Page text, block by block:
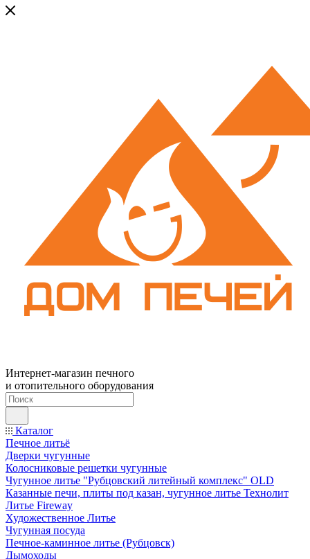
Интернет-магазин печного
и отопительного оборудования
Каталог
Печное литьё
Дверки чугунные
Колосниковые решетки чугунные
Чугунное литье "Рубцовский литейный комплекс" OLD
Казанные печи, плиты под казан, чугунное литье Технолит
Литье Fireway
Художественное Литье
Чугунная посуда
Печное-каминное литье (Рубцовск)
Дымоходы